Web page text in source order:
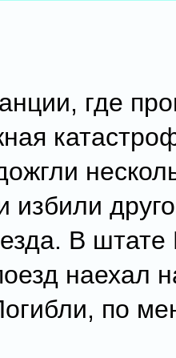
где
избили
В штате
наехал
по